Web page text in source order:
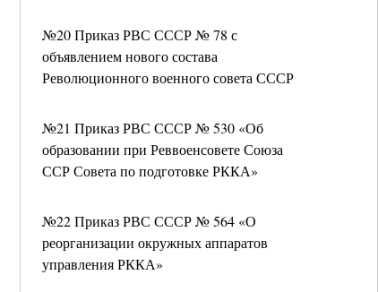
№20 Приказ РВС СССР № 78 с
объявлением нового состава
Революционного военного совета СССР
№21 Приказ РВС СССР № 530 «Об
образовании при Реввоенсовете Союза
ССР Совета по подготовке РККА»
№22 Приказ РВС СССР № 564 «О
реорганизации окружных аппаратов
управления РККА»